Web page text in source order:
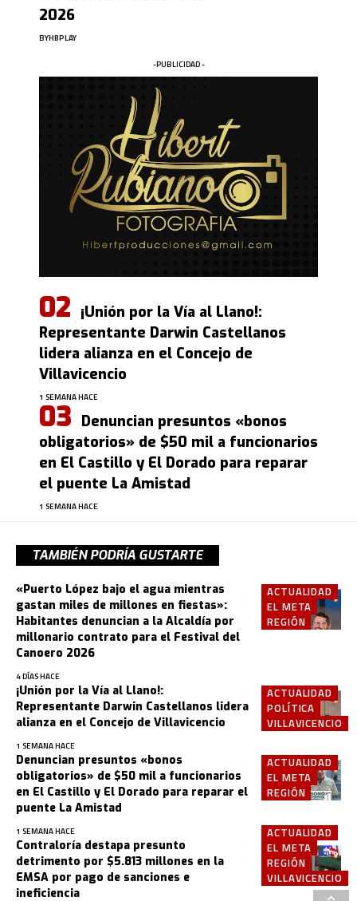
2026
BYHBPLAY
-PUBLICIDAD -
¡Unión por la Vía al Llano!:
Representante Darwin Castellanos
lidera alianza en el Concejo de
Villavicencio
1 SEMANA HACE
Denuncian presuntos «bonos
obligatorios» de $50 mil a funcionarios
en El Castillo y El Dorado para reparar
el puente La Amistad
1 SEMANA HACE
TAMBIÉN PODRÍA GUSTARTE
ACTUALIDAD
EL META
REGIÓN
«Puerto López bajo el agua mientras
gastan miles de millones en fiestas»:
Habitantes denuncian a la Alcaldía por
millonario contrato para el Festival del
Canoero 2026
4 DÍAS HACE
ACTUALIDAD
POLÍTICA
VILLAVICENCIO
¡Unión por la Vía al Llano!:
Representante Darwin Castellanos lidera
alianza en el Concejo de Villavicencio
1 SEMANA HACE
ACTUALIDAD
EL META
REGIÓN
Denuncian presuntos «bonos
obligatorios» de $50 mil a funcionarios
en El Castillo y El Dorado para reparar el
puente La Amistad
1 SEMANA HACE
ACTUALIDAD
EL META
REGIÓN
VILLAVICENCIO
Contraloría destapa presunto
detrimento por $5.813 millones en la
EMSA por pago de sanciones e
ineficiencia